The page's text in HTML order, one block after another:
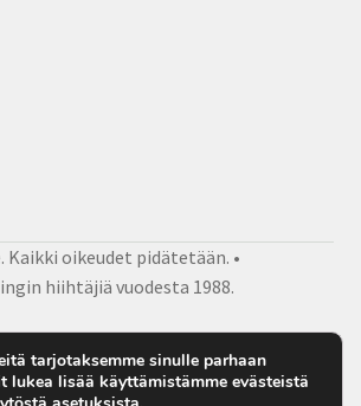
Kaikki oikeudet pidätetään. •
hiihtäjiä vuodesta 1988.
Facebook
tarjotaksemme sinulle parhaan
lukea lisää käyttämistämme evästeistä